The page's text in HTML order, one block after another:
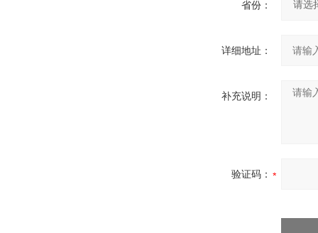
省份：
详细地址：
补充说明：
验证码：